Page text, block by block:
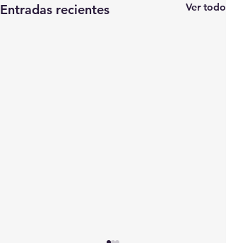
Entradas recientes Ver todo